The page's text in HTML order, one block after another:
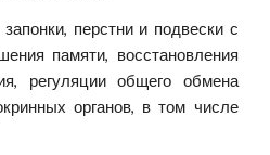
перстни и подвески с
памяти, восстановления
регуляции общего обмена
органов, в том числе